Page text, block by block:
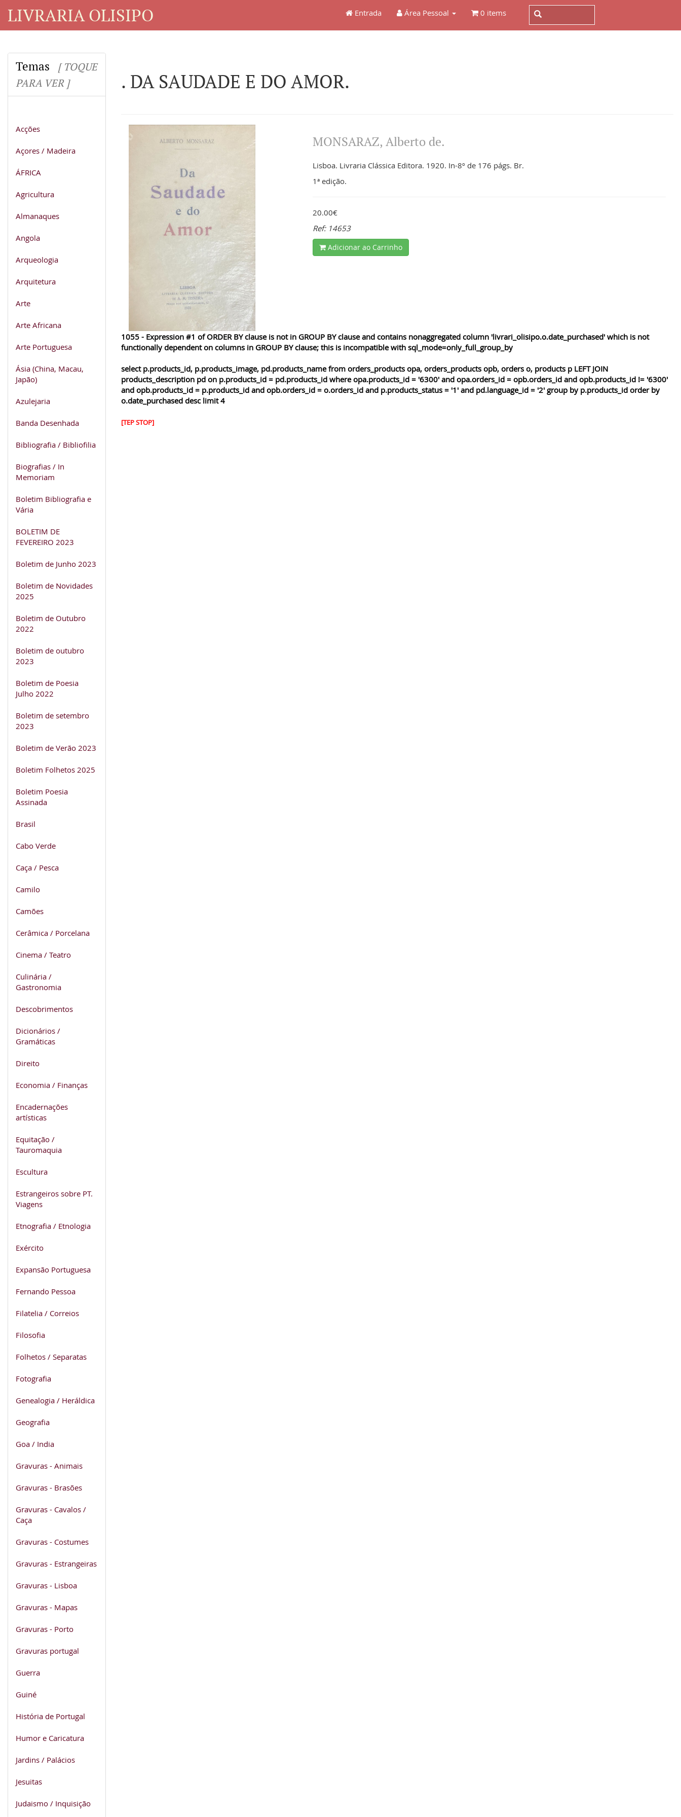
LIVRARIA OLISIPO Entrada Área Pessoal 0 items
Temas
[ TOQUE
PARA VER ]
Acções
Açores / Madeira
ÁFRICA
Agricultura
Almanaques
Angola
Arqueologia
Arquitetura
Arte
Arte Africana
Arte Portuguesa
Ásia (China, Macau,
Japão)
Azulejaria
Banda Desenhada
Bibliografia / Bibliofilia
Biografias / In
Memoriam
Boletim Bibliografia e
Vária
BOLETIM DE
FEVEREIRO 2023
Boletim de Junho 2023
Boletim de Novidades
2025
Boletim de Outubro
2022
Boletim de outubro
2023
Boletim de Poesia
Julho 2022
Boletim de setembro
2023
Boletim de Verão 2023
Boletim Folhetos 2025
Boletim Poesia
Assinada
Brasil
Cabo Verde
Caça / Pesca
Camilo
Camões
Cerâmica / Porcelana
Cinema / Teatro
Culinária /
Gastronomia
Descobrimentos
Dicionários /
Gramáticas
Direito
Economia / Finanças
Encadernações
artísticas
Equitação /
Tauromaquia
Escultura
Estrangeiros sobre PT.
Viagens
Etnografia / Etnologia
Exército
Expansão Portuguesa
Fernando Pessoa
Filatelia / Correios
Filosofia
Folhetos / Separatas
Fotografia
Genealogia / Heráldica
Geografia
Goa / India
Gravuras - Animais
Gravuras - Brasões
Gravuras - Cavalos /
Caça
Gravuras - Costumes
Gravuras - Estrangeiras
Gravuras - Lisboa
Gravuras - Mapas
Gravuras - Porto
Gravuras portugal
Guerra
Guiné
História de Portugal
Humor e Caricatura
Jardins / Palácios
Jesuitas
Judaismo / Inquisição
. DA SAUDADE E DO AMOR.
MONSARAZ, Alberto de.
Lisboa. Livraria Clássica Editora. 1920. In-8º de 176 págs. Br.
1ª edição.
20.00€
Ref: 14653
Adicionar ao Carrinho
1055 - Expression #1 of ORDER BY clause is not in GROUP BY clause and contains nonaggregated column 'livrari_olisipo.o.date_purchased' which is not
functionally dependent on columns in GROUP BY clause; this is incompatible with sql_mode=only_full_group_by
select p.products_id, p.products_image, pd.products_name from orders_products opa, orders_products opb, orders o, products p LEFT JOIN
products_description pd on p.products_id = pd.products_id where opa.products_id = '6300' and opa.orders_id = opb.orders_id and opb.products_id != '6300'
and opb.products_id = p.products_id and opb.orders_id = o.orders_id and p.products_status = '1' and pd.language_id = '2' group by p.products_id order by
o.date_purchased desc limit 4
[TEP STOP]